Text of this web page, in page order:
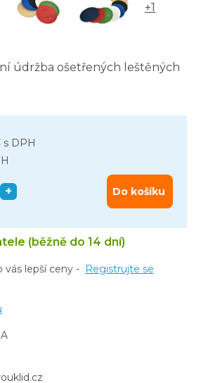
+1
údržba ošetřených leštěných
s DPH
+ Do košíku
(běžně do 14 dní)
vás lepší ceny - Registrujte se